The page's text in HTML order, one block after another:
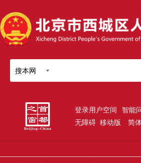
搜本网
登录用户空间 智能
无障碍 移动版 简